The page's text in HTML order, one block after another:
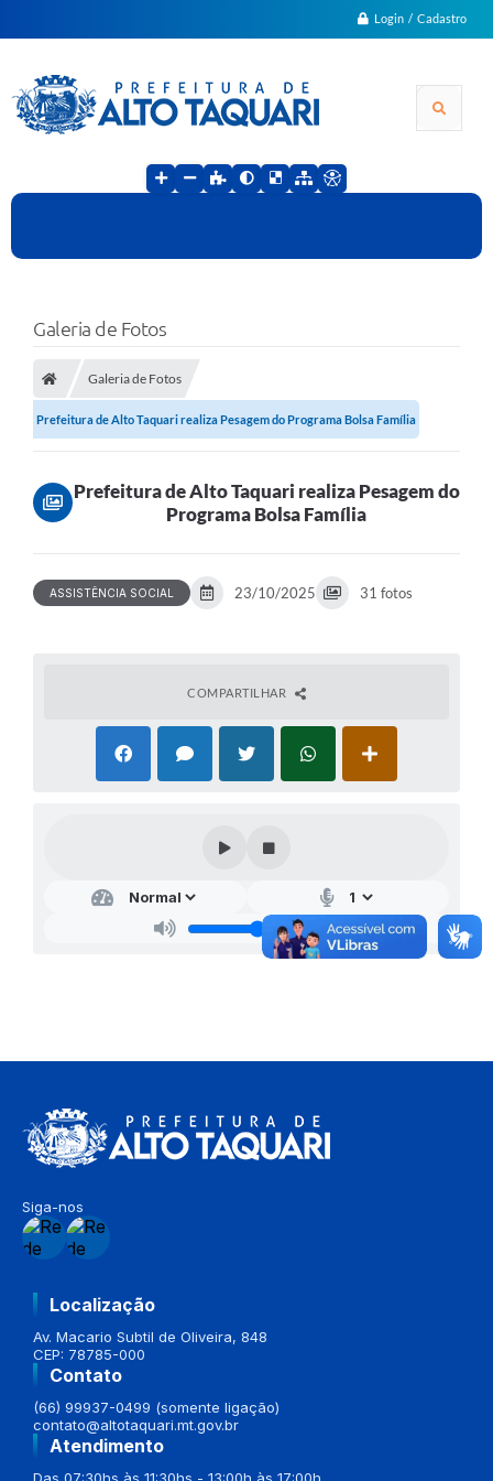
Login / Cadastro
Galeria de Fotos
Galeria de Fotos
Prefeitura de Alto Taquari realiza Pesagem do Programa Bolsa Família
Prefeitura de Alto Taquari realiza Pesagem do
Programa Bolsa Família
ASSISTÊNCIA SOCIAL 23/10/2025 31 fotos
COMPARTILHAR
Siga-nos
Localização
Av. Macario Subtil de Oliveira, 848
CEP: 78785-000
Contato
(66) 99937-0499 (somente ligação)
contato@altotaquari.mt.gov.br
Atendimento
Das 07:30hs às 11:30hs - 13:00h às 17:00h